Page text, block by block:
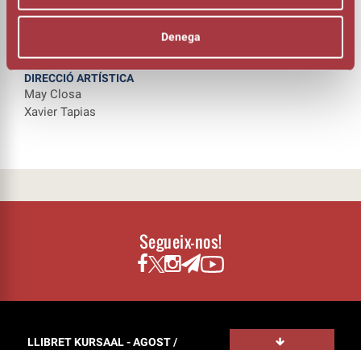
Denega
Javier Coronet
Joan Carles Gil
DIRECCIÓ ARTÍSTICA
May Closa
Xavier Tapias
Segueix-nos!
LLIBRET KURSAAL - AGOST /